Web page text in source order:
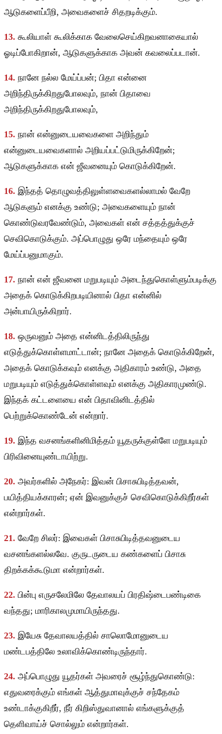
ஆடுகளைப்பீறி, அவைகளைச் சிதறடிக்கும்.
13. கூலியாள் கூலிக்காக வேலைசெய்கிறவனாகையால்
ஓடிப்போகிறான், ஆடுகளுக்காக அவன் கவலைப்படான்.
14. நானே நல்ல மேய்ப்பன்; பிதா என்னை
அறிந்திருக்கிறதுபோலவும், நான் பிதாவை
அறிந்திருக்கிறதுபோலவும்,
15. நான் என்னுடையவைகளை அறிந்தும்
என்னுடையவைகளால் அறியப்பட்டுமிருக்கிறேன்;
ஆடுகளுக்காக என் ஜீவனையும் கொடுக்கிறேன்.
16. இந்தத் தொழுவத்திலுள்ளவைகளல்லாமல் வேறே
ஆடுகளும் எனக்கு உண்டு; அவைகளையும் நான்
கொண்டுவரவேண்டும், அவைகள் என் சத்தத்துக்குச்
செவிகொடுக்கும். அப்பொழுது ஒரே மந்தையும் ஒரே
மேய்ப்பனுமாகும்.
17. நான் என் ஜீவனை மறுபடியும் அடைந்துகொள்ளும்படிக்கு
அதைக் கொடுக்கிறபடியினால் பிதா என்னில்
அன்பாயிருக்கிறார்.
18. ஒருவனும் அதை என்னிடத்திலிருந்து
எடுத்துக்கொள்ளமாட்டான்; நானே அதைக் கொடுக்கிறேன்,
அதைக் கொடுக்கவும் எனக்கு அதிகாரம் உண்டு, அதை
மறுபடியும் எடுத்துக்கொள்ளவும் எனக்கு அதிகாரமுண்டு.
இந்தக் கட்டளையை என் பிதாவினிடத்தில்
பெற்றுக்கொண்டேன் என்றார்.
19. இந்த வசனங்களினிமித்தம் யூதருக்குள்ளே மறுபடியும்
பிரிவினையுண்டாயிற்று.
20. அவர்களில் அநேகர்: இவன் பிசாசுபிடித்தவன்,
பயித்தியக்காரன்; ஏன் இவனுக்குச் செவிகொடுக்கிறீர்கள்
என்றார்கள்.
21. வேறே சிலர்: இவைகள் பிசாசுபிடித்தவனுடைய
வசனங்களல்லவே. குருடருடைய கண்களைப் பிசாசு
திறக்கக்கூடுமா என்றார்கள்.
22. பின்பு எருசலேமிலே தேவாலயப் பிரதிஷ்டைபண்டிகை
வந்தது; மாரிகாலமுமாயிருந்தது.
23. இயேசு தேவாலயத்தில் சாலொமோனுடைய
மண்டபத்திலே உலாவிக்கொண்டிருந்தார்.
24. அப்பொழுது யூதர்கள் அவரைச் சூழ்ந்துகொண்டு:
எதுவரைக்கும் எங்கள் ஆத்துமாவுக்குச் சந்தேகம்
உண்டாக்குகிறீர், நீர் கிறிஸ்துவானால் எங்களுக்குத்
தெளிவாய்ச் சொல்லும் என்றார்கள்.